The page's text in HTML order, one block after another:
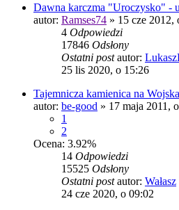
Dawna karczma "Uroczysko" -
autor: Ramses74 » 15 cze 2012,
4 Odpowiedzi
17846 Odsłony
Ostatni postautor:
25 lis 2020, o 15:26
Tajemnicza kamienica na
autor: be-good » 17 maja 2011,
1
2
Ocena: 3.92%
14 Odpowiedzi
15525 Odsłony
Ostatni postautor: Wałasz
24 cze 2020, o 09:02